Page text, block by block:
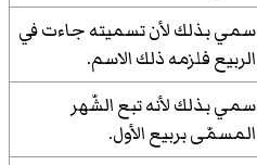
سمي بذلك لأن تسميته جاءت في
الربيع فلزمه ذلك الاسم.
سمي بذلك لأنه تبع الشّهر
المسمّى بربيع الأول.